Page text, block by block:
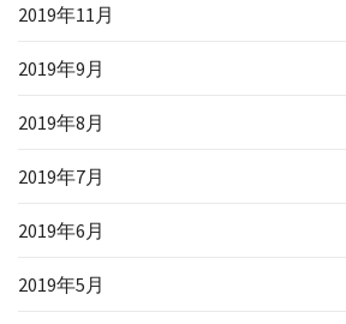
2019年11月
2019年9月
2019年8月
2019年7月
2019年6月
2019年5月